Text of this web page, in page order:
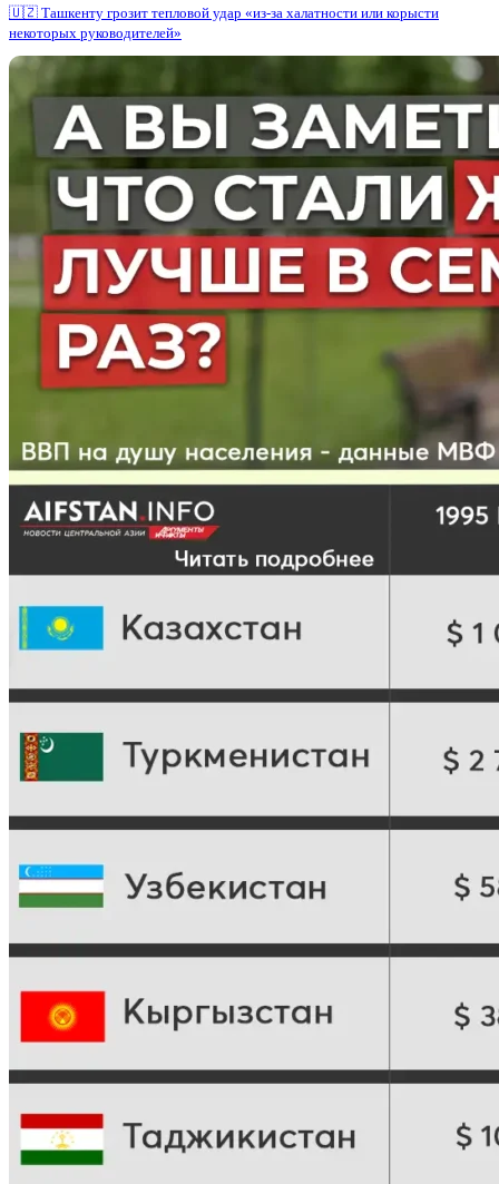
🇺🇿 Ташкенту грозит тепловой удар «из-за халатности или корысти
некоторых руководителей»